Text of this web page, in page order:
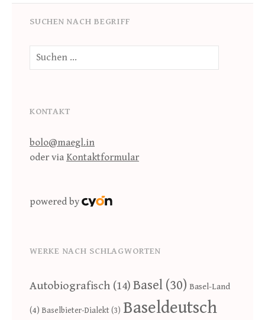
SUCHEN NACH BEGRIFF
Suche
nach:
KONTAKT
bolo@maegl.in
oder via Kontaktformular
powered by
WERKE NACH SCHLAGWORTEN
Autobiografisch (14) Basel (30) Basel-Land
(4) Baselbieter-Dialekt(3) Baseldeutsch